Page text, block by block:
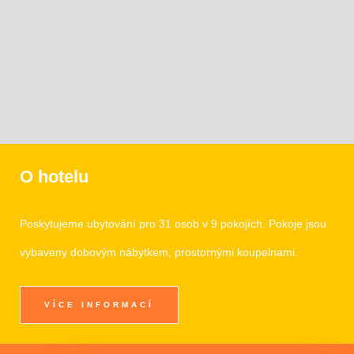
O hotelu
Poskytujeme ubytování pro 31 osob v 9 pokojích. Pokoje jsou
vybaveny dobovým nábytkem, prostornými koupelnami.
VÍCE INFORMACÍ